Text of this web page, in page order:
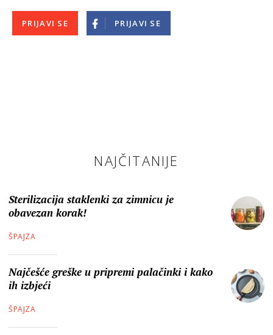
PRIJAVI SE PRIJAVI SE
NAJČITANIJE
Sterilizacija staklenki za zimnicu je
obavezan korak!
ŠPAJZA
Najčešće greške u pripremi palačinki i kako
ih izbjeći
ŠPAJZA